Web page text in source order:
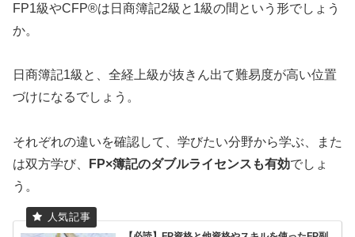
FP1級やCFP®は日商簿記2級と1級の間という形でしょう
か。
日商簿記1級と、全経上級が抜きん出て難易度が高い位置
づけになるでしょう。
それぞれの違いを確認して、学びたい分野から学ぶ、また
は双方学び、
FP×簿記のダブルライセンスも有効でしょ
う。